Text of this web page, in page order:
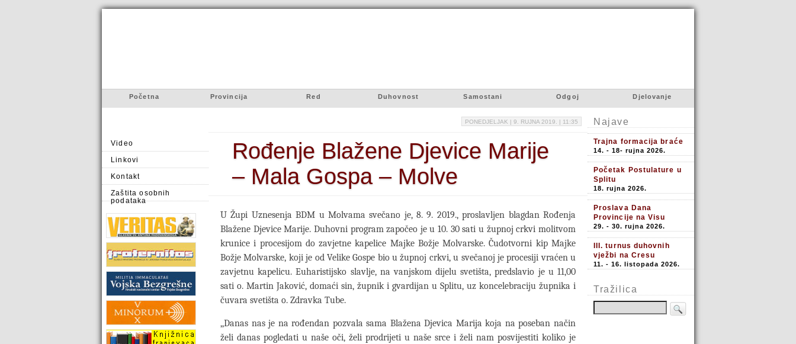
Početna Provincija Red Duhovnost Samostani Odgoj Djelovanje
Video
Linkovi
Kontakt
Zaštita osobnih
podataka
PONEDJELJAK | 9. RUJNA 2019. | 11:35
Rođenje Blažene Djevice Marije
– Mala Gospa – Molve
U Župi Uznesenja BDM u Molvama svečano je, 8. 9. 2019., proslavljen blagdan Rođenja
Blažene Djevice Marije. Duhovni program započeo je u 10. 30 sati u župnoj crkvi molitvom
krunice i procesijom do zavjetne kapelice Majke Božje Molvarske. Čudotvorni kip Majke
Božje Molvarske, koji je od Velike Gospe bio u župnoj crkvi, u svečanoj je procesiji vraćen u
zavjetnu kapelicu. Euharistijsko slavlje, na vanjskom dijelu svetišta, predslavio je u 11,00
sati o. Martin Jaković, domaći sin, župnik i gvardijan u Splitu, uz koncelebraciju župnika i
čuvara svetišta o. Zdravka Tube.
,,Danas nas je na rođendan pozvala sama Blažena Djevica Marija koja na poseban način
želi danas pogledati u naše oči, želi prodrijeti u naše srce i želi nam posvijestiti koliko je
Najave
Trajna formacija braće
14. - 18- rujna 2026.
Početak Postulature u
Splitu
18. rujna 2026.
Proslava Dana
Provincije na Visu
29. - 30. rujna 2026.
III. turnus duhovnih
vježbi na Cresu
11. - 16. listopada 2026.
Tražilica